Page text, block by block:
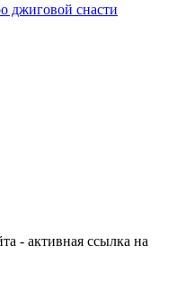
джиговой снасти
- активная ссылка на